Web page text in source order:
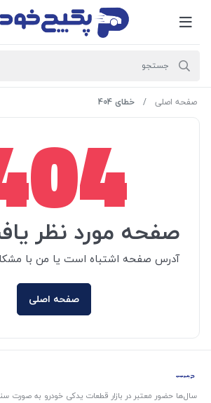
صفحه اصلی خطای 404
صفحه مورد نظر
آدرس صفحه اشتباه است یا من با
صفحه اصلی
سال‌ها حضور معتبر در بازار قطعات یدکی خودرو به صورت